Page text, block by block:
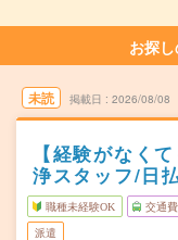
お探
未読 掲載日 2026/08/08
【経験がなく
浄スタッフ/日
職種未経験OK 交通
派遣